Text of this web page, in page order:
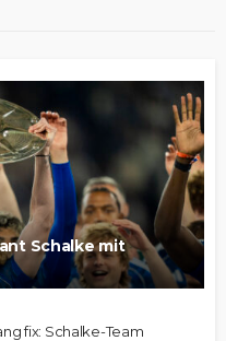
Schalke mit
fix: Schalke-Team